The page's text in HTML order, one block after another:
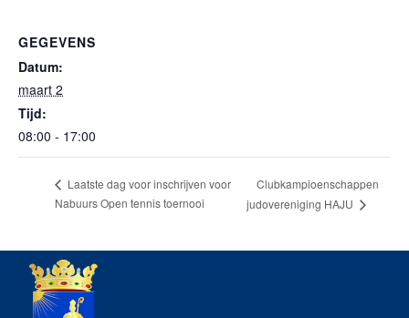
GEGEVENS
Datum:
maart 2
Tijd:
08:00 - 17:00
Laatste dag voor inschrijven voor
Nabuurs Open tennis toernooi
Clubkampioenschappen
judovereniging HAJU